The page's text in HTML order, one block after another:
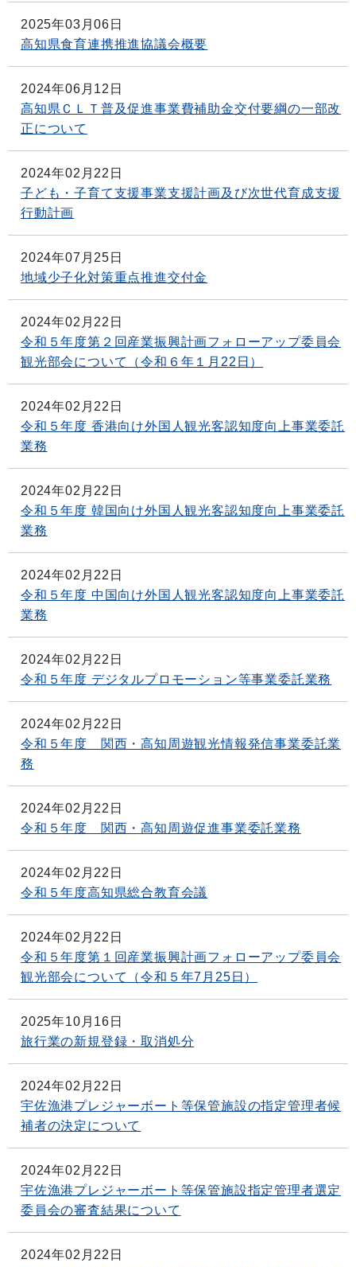
2025年03月06日
高知県食育連携推進協議会概要
2024年06月12日
高知県ＣＬＴ普及促進事業費補助金交付要綱の一部改
正について
2024年02月22日
子ども・子育て支援事業支援計画及び次世代育成支援
行動計画
2024年07月25日
地域少子化対策重点推進交付金
2024年02月22日
令和５年度第２回産業振興計画フォローアップ委員会
観光部会について（令和６年１月22日）
2024年02月22日
令和５年度 香港向け外国人観光客認知度向上事業委託
業務
2024年02月22日
令和５年度 韓国向け外国人観光客認知度向上事業委託
業務
2024年02月22日
令和５年度 中国向け外国人観光客認知度向上事業委託
業務
2024年02月22日
令和５年度 デジタルプロモーション等事業委託業務
2024年02月22日
令和５年度 関西・高知周遊観光情報発信事業委託業
務
2024年02月22日
令和５年度 関西・高知周遊促進事業委託業務
2024年02月22日
令和５年度高知県総合教育会議
2024年02月22日
令和５年度第１回産業振興計画フォローアップ委員会
観光部会について（令和５年7月25日）
2025年10月16日
旅行業の新規登録・取消処分
2024年02月22日
宇佐漁港プレジャーボート等保管施設の指定管理者候
補者の決定について
2024年02月22日
宇佐漁港プレジャーボート等保管施設指定管理者選定
委員会の審査結果について
2024年02月22日